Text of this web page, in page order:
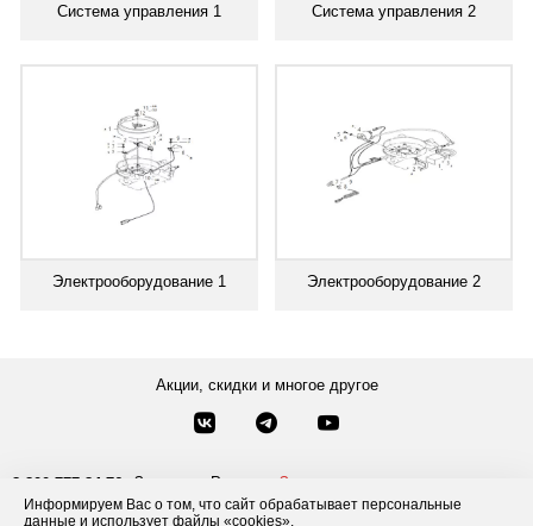
Информируем Вас о том, что сайт обрабатывает персональные
данные и использует файлы «cookies».
Система управления 1 Система управления 2
Электрооборудование 1 Электрооборудование 2
Акции, скидки и многое другое
8-800-777-84-76 Звонки по России
Заказать звонок
8 495 181-69-06
Москва